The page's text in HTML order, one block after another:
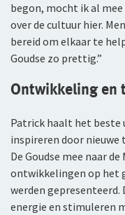
begon, mocht ik al
over de cultuur hier.
bereid om elkaar te
Goudse zo prettig.”
Ontwikkeling en
Patrick haalt het
inspireren door nieuwe
De Goudse mee naar
ontwikkelingen op het
werden
energie en stimuleren